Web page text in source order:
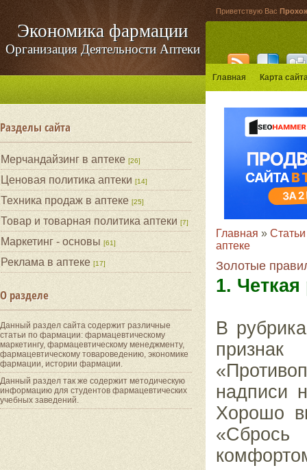
Экономика фармации
Организация Деятельности Аптеки
Разделы сайта
Мерчандайзинг в аптеке [26]
Ценовая политика аптеки [14]
Техника продаж в аптеке [25]
Товар и товарная политика аптеки [7]
Маркетинг - основы [61]
Реклама в аптеке [17]
О разделе
Данный раздел сайта содержит различные
статьи по фармации: фармацевтическому
маркетингу, фармацевтическому менеджменту,
фармацевтическому товароведению, экономике
фармации, истории фармации.
Данный раздел так же содержит методическую
информацию для студентов фармацевтических
учебных заведений.
Приветствую Вас
Главная Карта
Главная » Статьи
аптеке
Золотые
1.
В
надписи
Хорошо